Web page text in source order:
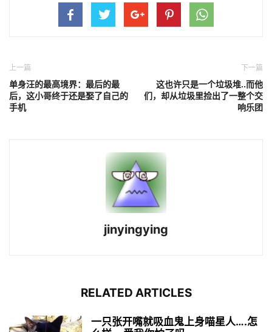
上一篇
单身汪的最高境界：最后的最
后，这小哥终于还是娶了自己的
手机
下一篇
这也许只是一个垃圾堆..而他
们，却从垃圾里捡出了一整个交
响乐团
jinyingying
RELATED ARTICLES
一只张开嘴就吸血鬼上身喵星人….怎